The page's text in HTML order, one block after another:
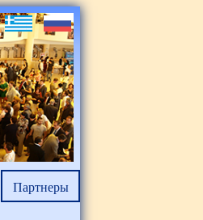
Партнеры